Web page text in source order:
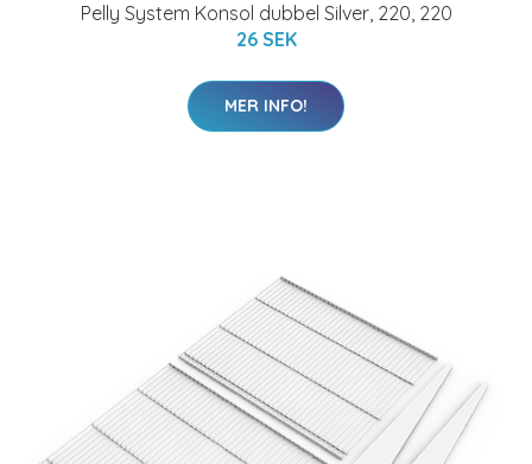
Pelly System Konsol dubbel Silver, 220, 220
26 SEK
MER INFO!